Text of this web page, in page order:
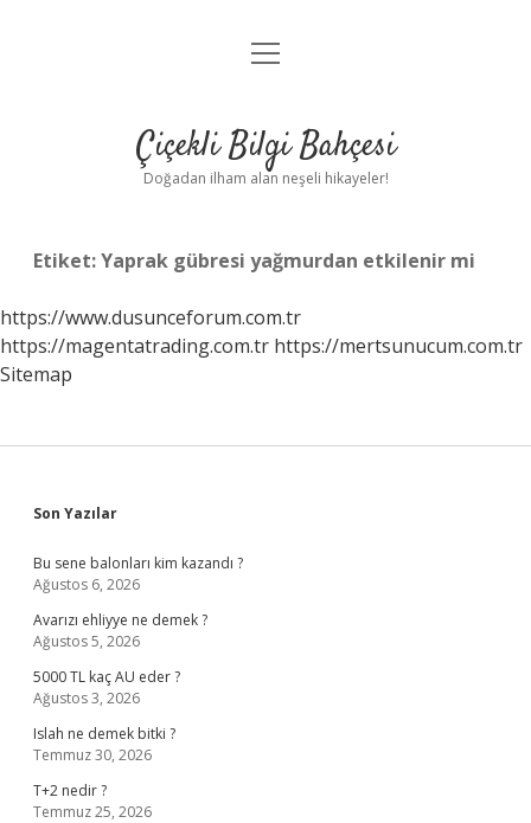
Anasayfa
Yasal Uyarı
menüyü
Çiçekli Bilgi Bahçesi
Doğadan ilham alan neşeli hikayeler!
Etiket:Yaprak gübresi yağmurdan etkilenir mi
https://www.dusunceforum.com.tr
https://magentatrading.com.tr https://mertsunucum.com.tr
Sitemap
Sidebar
Son Yazılar
Bu sene balonları kim kazandı ?
Ağustos 6, 2026
Avarızı ehliyye ne demek ?
Ağustos 5, 2026
5000 TL kaç AU eder ?
Ağustos 3, 2026
Islah ne demek bitki ?
Temmuz 30, 2026
T+2 nedir ?
Temmuz 25, 2026